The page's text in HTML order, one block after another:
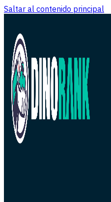
Saltar al contenido principal